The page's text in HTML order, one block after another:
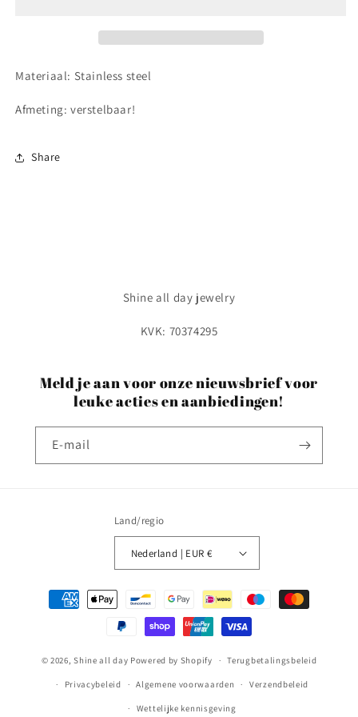
Materiaal: Stainless steel
Afmeting: verstelbaar!
Share
Shine all day jewelry
KVK: 70374295
Meld je aan voor onze nieuwsbrief voor
leuke acties en aanbiedingen!
E‑mail
Land/regio
Nederland | EUR €
Betaalmethoden
© 2026,Shine all day Powered by Shopify Terugbetalingsbeleid
Privacybeleid Algemene voorwaarden Verzendbeleid
Wettelijke kennisgeving